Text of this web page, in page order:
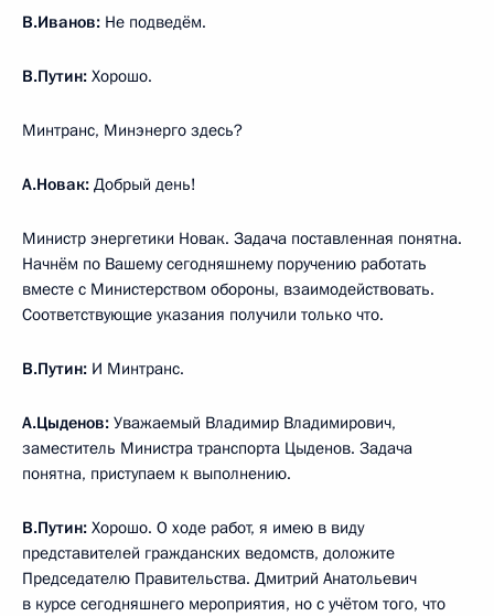
В.Иванов: Не подведём.
В.Путин: Хорошо.
Минтранс, Минэнерго здесь?
А.Новак: Добрый день!
Министр энергетики Новак. Задача поставленная понятна.
Начнём по Вашему сегодняшнему поручению работать
вместе с Министерством обороны, взаимодействовать.
Соответствующие указания получили только что.
В.Путин: И Минтранс.
А.Цыденов: Уважаемый Владимир Владимирович,
заместитель Министра транспорта Цыденов. Задача
понятна, приступаем к выполнению.
В.Путин: Хорошо. О ходе работ, я имею в виду
представителей гражданских ведомств, доложите
Председателю Правительства. Дмитрий Анатольевич
в курсе сегодняшнего мероприятия, но с учётом того, что